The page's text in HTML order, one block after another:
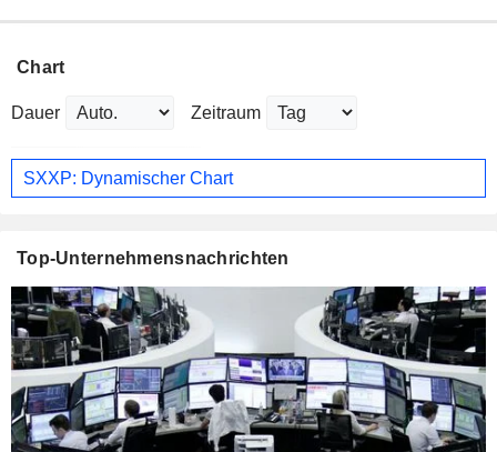
Chart
Dauer Zeitraum
SXXP: Dynamischer Chart
Top-Unternehmensnachrichten